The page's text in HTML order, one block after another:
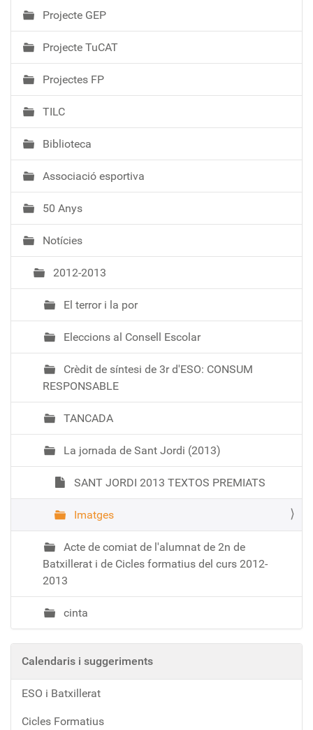
Projecte GEP
Projecte TuCAT
Projectes FP
TILC
Biblioteca
Associació esportiva
50 Anys
Notícies
2012-2013
El terror i la por
Eleccions al Consell Escolar
Crèdit de síntesi de 3r d'ESO: CONSUM
RESPONSABLE
TANCADA
La jornada de Sant Jordi (2013)
SANT JORDI 2013 TEXTOS PREMIATS
Imatges
Acte de comiat de l'alumnat de 2n de
Batxillerat i de Cicles formatius del curs 2012-
2013
cinta
Calendaris i suggeriments
ESO i Batxillerat
Cicles Formatius